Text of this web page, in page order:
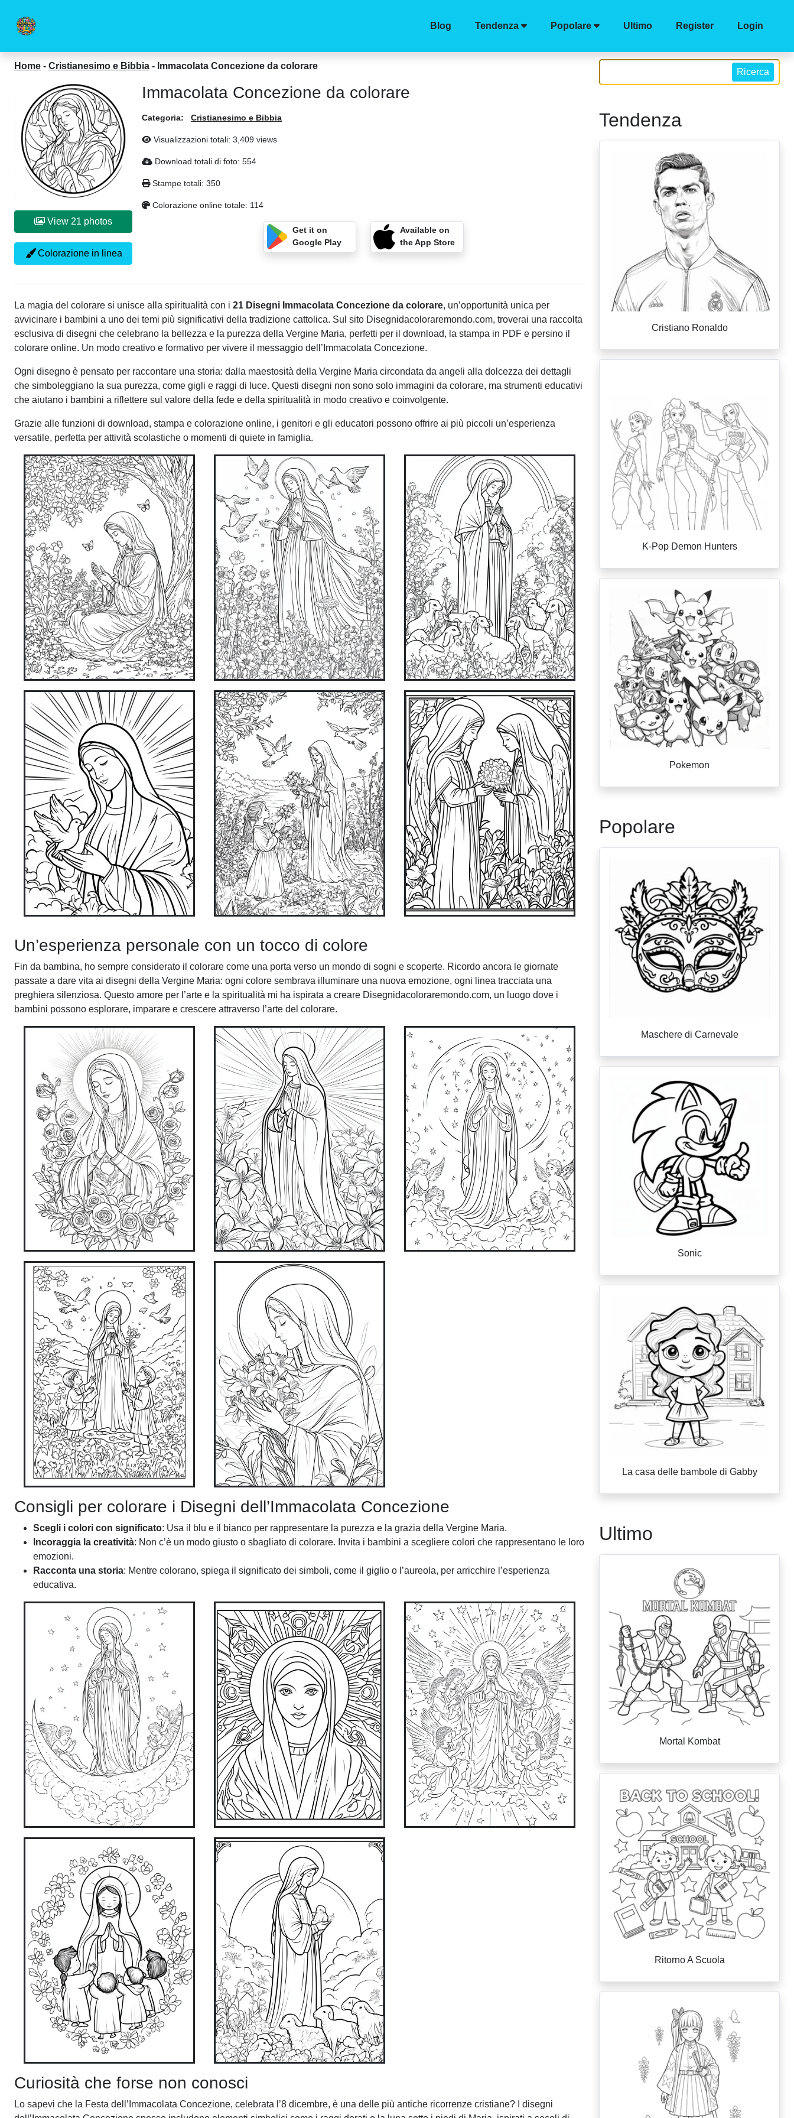
Blog Tendenza Popolare Ultimo Register Login
Home - Cristianesimo e Bibbia - Immacolata Concezione da colorare
View 21 photos
Colorazione in linea
Immacolata Concezione da colorare
Categoria: Cristianesimo e Bibbia
Visualizzazioni totali: 3,409 views
Download totali di foto: 554
Stampe totali: 350
Colorazione online totale: 114
Get it on
Google Play
Available on
the App Store
La magia del colorare si unisce alla spiritualità con i 21 Disegni Immacolata Concezione da colorare, un’opportunità unica per
avvicinare i bambini a uno dei temi più significativi della tradizione cattolica. Sul sito Disegnidacoloraremondo.com, troverai una raccolta
esclusiva di disegni che celebrano la bellezza e la purezza della Vergine Maria, perfetti per il download, la stampa in PDF e persino il
colorare online. Un modo creativo e formativo per vivere il messaggio dell’Immacolata Concezione.
Ogni disegno è pensato per raccontare una storia: dalla maestosità della Vergine Maria circondata da angeli alla dolcezza dei dettagli
che simboleggiano la sua purezza, come gigli e raggi di luce. Questi disegni non sono solo immagini da colorare, ma strumenti educativi
che aiutano i bambini a riflettere sul valore della fede e della spiritualità in modo creativo e coinvolgente.
Grazie alle funzioni di download, stampa e colorazione online, i genitori e gli educatori possono offrire ai più piccoli un’esperienza
versatile, perfetta per attività scolastiche o momenti di quiete in famiglia.
Un’esperienza personale con un tocco di colore
Fin da bambina, ho sempre considerato il colorare come una porta verso un mondo di sogni e scoperte. Ricordo ancora le giornate
passate a dare vita ai disegni della Vergine Maria: ogni colore sembrava illuminare una nuova emozione, ogni linea tracciata una
preghiera silenziosa. Questo amore per l’arte e la spiritualità mi ha ispirata a creare Disegnidacoloraremondo.com, un luogo dove i
bambini possono esplorare, imparare e crescere attraverso l’arte del colorare.
Consigli per colorare i Disegni dell’Immacolata Concezione
Scegli i colori con significato: Usa il blu e il bianco per rappresentare la purezza e la grazia della Vergine Maria.
Incoraggia la creatività: Non c’è un modo giusto o sbagliato di colorare. Invita i bambini a scegliere colori che rappresentano le loro
emozioni.
Racconta una storia: Mentre colorano, spiega il significato dei simboli, come il giglio o l’aureola, per arricchire l’esperienza
educativa.
Curiosità che forse non conosci
Lo sapevi che la Festa dell’Immacolata Concezione, celebrata l’8 dicembre, è una delle più antiche ricorrenze cristiane? I disegni
Ricerca
Tendenza
Cristiano Ronaldo
K-Pop Demon Hunters
Pokemon
Popolare
Maschere di Carnevale
Sonic
La casa delle bambole di Gabby
Ultimo
Mortal Kombat
Ritorno A Scuola